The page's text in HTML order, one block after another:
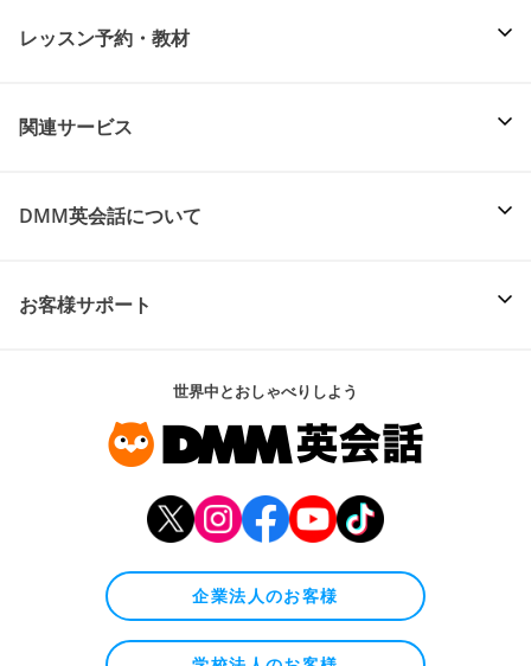
レッスン予約・教材
関連サービス
DMM英会話について
お客様サポート
世界中とおしゃべりしよう
企業法人のお客様